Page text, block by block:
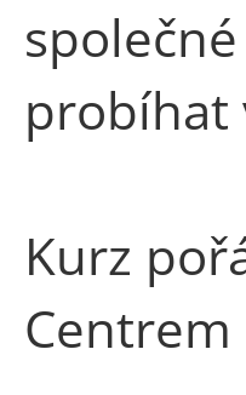
probíhat
Kurz
Centrem